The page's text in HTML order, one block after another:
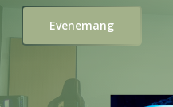
Evenemang